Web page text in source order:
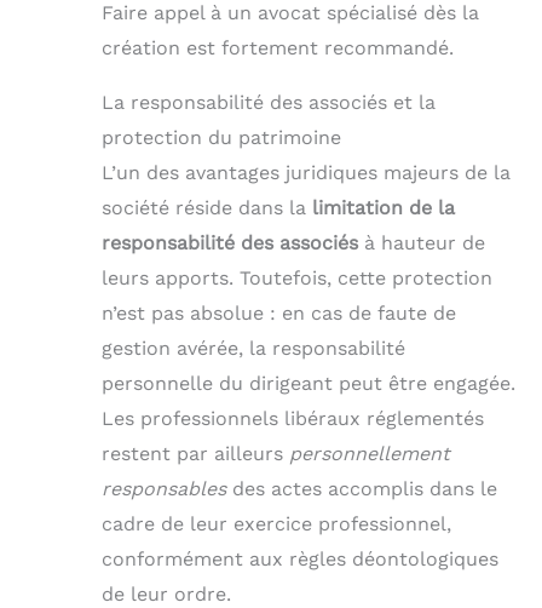
Faire appel à un avocat spécialisé dès la
création est fortement recommandé.
La responsabilité des associés et la
protection du patrimoine
L’un des avantages juridiques majeurs de la
société réside dans la limitation de la
responsabilité des associés à hauteur de
leurs apports. Toutefois, cette protection
n’est pas absolue : en cas de faute de
gestion avérée, la responsabilité
personnelle du dirigeant peut être engagée.
Les professionnels libéraux réglementés
restent par ailleurs personnellement
responsablesdes actes accomplis dans le
cadre de leur exercice professionnel,
conformément aux règles déontologiques
de leur ordre.